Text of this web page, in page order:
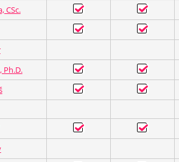
CSc.
Ph.D.